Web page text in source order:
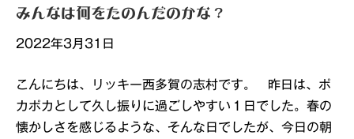
みんなは何をたのんだのかな？
2022年3月31日
こんにちは、リッキー西多賀の志村です。 昨日は、ポ
カポカとして久し振りに過ごしやすい１日でした。春の
懐かしさを感じるような、そんな日でしたが、今日の朝